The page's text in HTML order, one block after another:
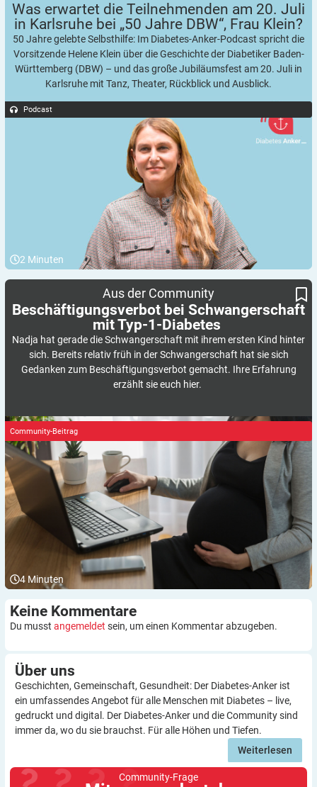
Was erwartet die Teilnehmenden am 20. Juli
in Karlsruhe bei „50 Jahre DBW“, Frau Klein?
50 Jahre gelebte Selbsthilfe: Im Diabetes-Anker-Podcast spricht die
Vorsitzende Helene Klein über die Geschichte der Diabetiker Baden-
Württemberg (DBW) – und das große Jubiläumsfest am 20. Juli in
Karlsruhe mit Tanz, Theater, Rückblick und Ausblick.
2 Minuten
Podcast
Beschäftigungsverbot bei Schwangerschaft mit Typ-1-Diabetes
Aus der Community
Beschäftigungsverbot bei Schwangerschaft
mitTyp-1-Diabetes
Nadja hat gerade die Schwangerschaft mit ihrem ersten Kind hinter
sich. Bereits relativ früh in der Schwangerschaft hat sie sich
Gedanken zum Beschäftigungsverbot gemacht. Ihre Erfahrung
erzählt sie euch hier.
4 Minuten
Community-Beitrag
Keine Kommentare
Du musst angemeldet sein, um einen Kommentar abzugeben.
Über uns
Geschichten, Gemeinschaft, Gesundheit: Der Diabetes-Anker ist
ein umfassendes Angebot für alle Menschen mit Diabetes – live,
gedruckt und digital. Der Diabetes-Anker und die Community sind
immer da, wo du sie brauchst. Für alle Höhen und Tiefen.
Weiterlesen
Community-Frage